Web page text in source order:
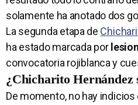
solamente ha anotado dos
La segunda etapa de
ha estado marcada por
convocatoria rojiblanca y
¿Chicharito Hernández
De momento, no hay